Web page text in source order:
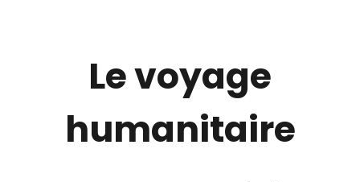
Le voyage
humanitaire